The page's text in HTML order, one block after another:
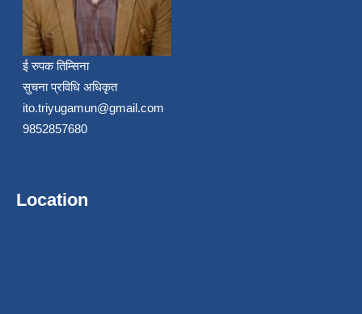
ई रुपक तिम्सिना
सुचना प्रविधि अधिकृत
ito.triyugamun@gmail.com
9852857680
Location